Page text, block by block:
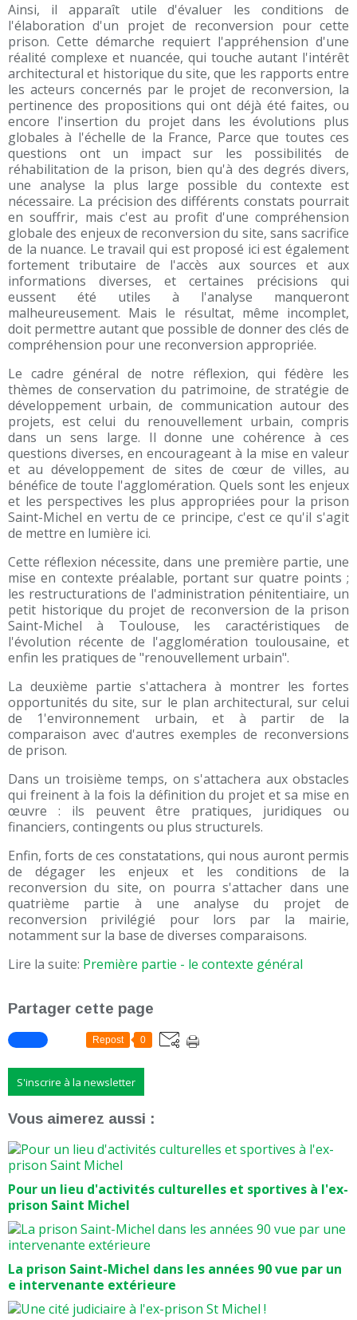
Ainsi, il apparaît utile d'évaluer les conditions de
l'élaboration d'un projet de reconversion pour cette
prison. Cette démarche requiert l'appréhension d'une
réalité complexe et nuancée, qui touche autant l'intérêt
architectural et historique du site, que les rapports entre
les acteurs concernés par le projet de reconversion, la
pertinence des propositions qui ont déjà été faites, ou
encore l'insertion du projet dans les évolutions plus
globales à l'échelle de la France, Parce que toutes ces
questions ont un impact sur les possibilités de
réhabilitation de la prison, bien qu'à des degrés divers,
une analyse la plus large possible du contexte est
nécessaire. La précision des différents constats pourrait
en souffrir, mais c'est au profit d'une compréhension
globale des enjeux de reconversion du site, sans sacrifice
de la nuance. Le travail qui est proposé ici est également
fortement tributaire de l'accès aux sources et aux
informations diverses, et certaines précisions qui
eussent été utiles à l'analyse manqueront
malheureusement. Mais le résultat, même incomplet,
doit permettre autant que possible de donner des clés de
compréhension pour une reconversion appropriée.
Le cadre général de notre réflexion, qui fédère les
thèmes de conservation du patrimoine, de stratégie de
développement urbain, de communication autour des
projets, est celui du renouvellement urbain, compris
dans un sens large. Il donne une cohérence à ces
questions diverses, en encourageant à la mise en valeur
et au développement de sites de cœur de villes, au
bénéfice de toute l'agglomération. Quels sont les enjeux
et les perspectives les plus appropriées pour la prison
Saint-Michel en vertu de ce principe, c'est ce qu'il s'agit
de mettre en lumière ici.
Cette réflexion nécessite, dans une première partie, une
mise en contexte préalable, portant sur quatre points ;
les restructurations de l'administration pénitentiaire, un
petit historique du projet de reconversion de la prison
Saint-Michel à Toulouse, les caractéristiques de
l'évolution récente de l'agglomération toulousaine, et
enfin les pratiques de "renouvellement urbain".
La deuxième partie s'attachera à montrer les fortes
opportunités du site, sur le plan architectural, sur celui
de 1'environnement urbain, et à partir de la
comparaison avec d'autres exemples de reconversions
de prison.
Dans un troisième temps, on s'attachera aux obstacles
qui freinent à la fois la définition du projet et sa mise en
œuvre : ils peuvent être pratiques, juridiques ou
financiers, contingents ou plus structurels.
Enfin, forts de ces constatations, qui nous auront permis
de dégager les enjeux et les conditions de la
reconversion du site, on pourra s'attacher dans une
quatrième partie à une analyse du projet de
reconversion privilégié pour lors par la mairie,
notamment sur la base de diverses comparaisons.
Lire la suite: Première partie - le contexte général
Partager cette page
Repost 0
S'inscrire à la newsletter
Vous aimerez aussi :
Pour un lieu d'activités culturelles et sportives à l'ex-
prison Saint Michel
La prison Saint-Michel dans les années 90 vue par un
e intervenante extérieure